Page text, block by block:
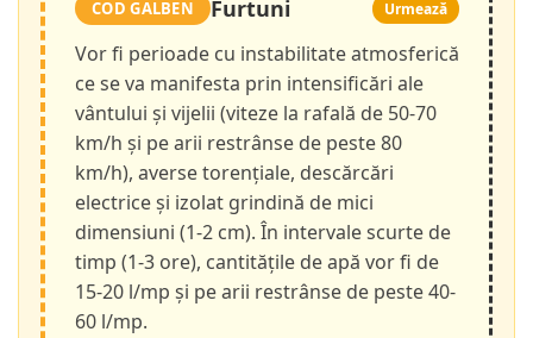
COD GALBEN Furtuni Urmează
Vor fi perioade cu instabilitate atmosferică
ce se va manifesta prin intensificări ale
vântului și vijelii (viteze la rafală de 50-70
km/h și pe arii restrânse de peste 80
km/h), averse torențiale, descărcări
electrice și izolat grindină de mici
dimensiuni (1-2 cm). În intervale scurte de
timp (1-3 ore), cantitățile de apă vor fi de
15-20 l/mp și pe arii restrânse de peste 40-
60 l/mp.